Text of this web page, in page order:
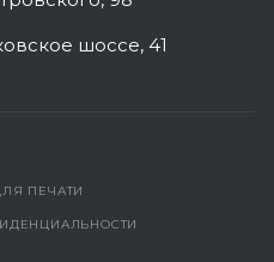
шоссе, 41
ПЕЧАТИ